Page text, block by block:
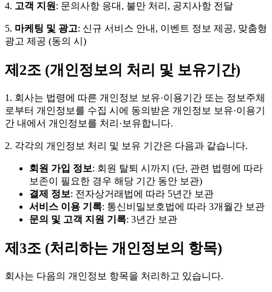
4. 고객 지원 : 문의사항 응대, 불만 처리, 공지사항 전달
5. 마케팅 및 광고: 신규 서비스 안내, 이벤트 정보 제공, 맞춤형
광고 제공 (동의 시)
제2조 (개인정보의 처리 및 보유기간)
1. 회사는 법령에 따른 개인정보 보유·이용기간 또는 정보주체
로부터 개인정보를 수집 시에 동의받은 개인정보 보유·이용기
간 내에서 개인정보를 처리·보유합니다.
2. 각각의 개인정보 처리 및 보유 기간은 다음과 같습니다.
회원 가입 정보: 회원 탈퇴 시까지 (단, 관련 법령에 따라
보존이 필요한 경우 해당 기간 동안 보관)
결제 정보: 전자상거래법에 따라 5년간 보관
서비스 이용 기록: 통신비밀보호법에 따라 3개월간 보관
문의 및 고객 지원 기록: 3년간 보관
제3조 (처리하는 개인정보의 항목)
회사는 다음의 개인정보 항목을 처리하고 있습니다.